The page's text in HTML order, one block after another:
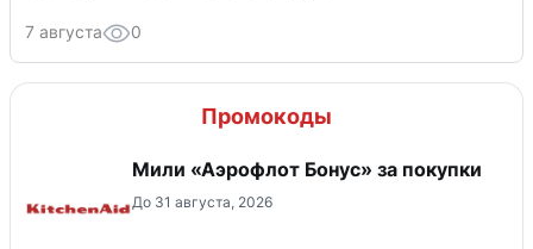
7 августа 0
Промокоды
Мили «Аэрофлот Бонус» за покупки
До 31 августа, 2026